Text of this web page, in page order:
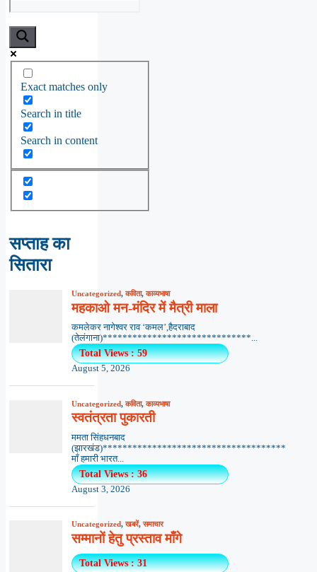
Exact matches only
Search in title
Search in content
सप्ताह का
सितारा
Uncategorized,कविता,काव्यभाषा
महकाओ मन-मंदिर में मैत्री माला
कमलेकर नागेश्वर राव ‘कमल’,हैदराबाद
(तेलंगाना)******************************...
Total Views : 59
August 5, 2026
Uncategorized,कविता,काव्यभाषा
स्वतंत्रता पुकारती
ममता सिंहधनबाद
(झारखंड)*************************************
माँ हमारी भारत...
Total Views : 36
August 3, 2026
Uncategorized,खबरें,समाचार
सम्मानों हेतु प्रस्ताव माँगे
Total Views : 31